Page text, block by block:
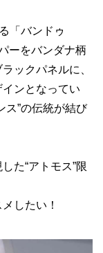
「バンドゥ
ーをバンダナ柄
ックパネルに、
ンとなってい
ス”の伝統が結び
た“アトモス”限
したい！